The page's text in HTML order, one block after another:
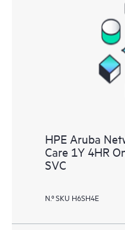
HPE Aruba
Care 1Y 4HR
SVC
N.º SKU H6SH4E